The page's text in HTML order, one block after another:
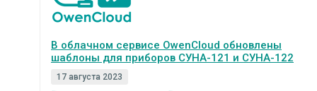
В облачном сервисе OwenCloud обновлены
шаблоны для приборов СУНА-121 и СУНА-122
17 августа 2023